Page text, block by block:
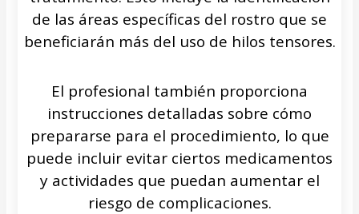
de las áreas específicas del rostro que se
beneficiarán más del uso de hilos tensores.
El profesional también proporciona
instrucciones detalladas sobre cómo
prepararse para el procedimiento, lo que
puede incluir evitar ciertos medicamentos
y actividades que puedan aumentar el
riesgo de complicaciones.